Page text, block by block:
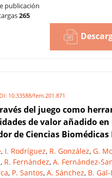
publicación
265
10.33588/fem.201.871
del juego como
de valor añadido
de Ciencias Biomédicas
, I. Rodríguez, R. González, G.
, R. Fernández, A. Fernández-
, P. Santos, A. Sánchez, B.